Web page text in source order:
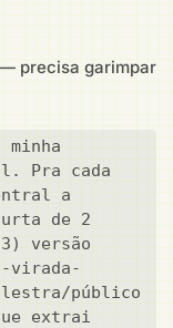
precisa garimpar
Pra cada
a
de 2
versão
virada-
público
extrai